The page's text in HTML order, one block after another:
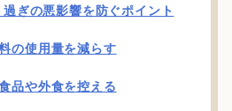
ぎの悪影響を防ぐポイント
の使用量を減らす
品や外食を控える